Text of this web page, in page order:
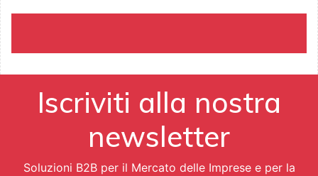
Iscriviti alla nostra
newsletter
Soluzioni B2B per il Mercato delle Imprese e per la